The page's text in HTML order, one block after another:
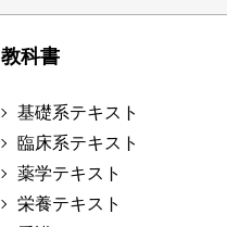
教科書
基礎系テキスト
臨床系テキスト
薬学テキスト
栄養テキスト